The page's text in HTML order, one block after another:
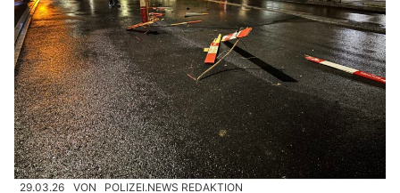
29.03.26 VON POLIZEI.NEWS REDAKTION